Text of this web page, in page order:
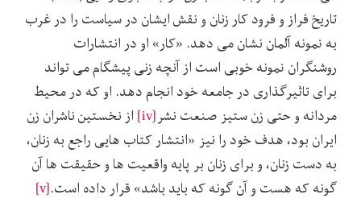
تاریخ فراز و فرود کار زنان و نقش ایشان در سیاست را در غرب
به نمونه آلمان نشان می دهد. «کار» او در انتشارات
روشنگران نمونه خوبی است از آنچه زنی پیشگام می تواند
برای تاثیرگذاری در جامعه خود انجام دهد. او که در محیط
مردانه و حتی زن ستیز صنعت نشر[iv]
از نخستین ناشران زن
ایران بود، هدف خود را نیز «انتشار کتاب هایی راجع به زنان،
به دست زنان، و برای زنان بر پایه واقعیت ها و حقیقت ها آن
گونه که هست و آن گونه که باید باشد» قرار داده است.[v]